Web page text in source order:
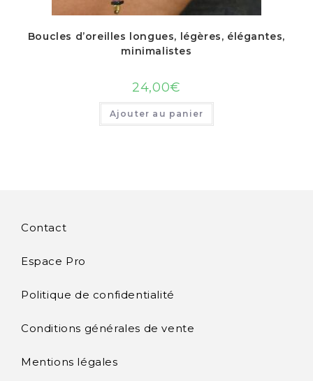
Boucles d’oreilles longues, légères, élégantes,
minimalistes
24,00€
Ajouter au panier
Contact
Espace Pro
Politique de confidentialité
Conditions générales de vente
Mentions légales